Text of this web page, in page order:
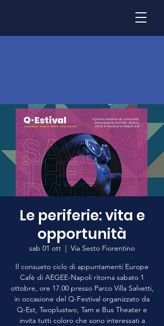
Le periferie: vita e
opportunità
sab 01 ott
  |
Via Sesto Fiorentino
Il consueto ciclo di appuntamenti Europe
Cafè di AEGEE-Napoli ritorna sabato 1
ottobre, ore 17.00 presso Parco Villa Salvetti,
in occasione del Q-Festival organizzato da
Q-Est, Twoplustwo, Tam e Bus Theater e
invita tutti coloro che sono interessati a